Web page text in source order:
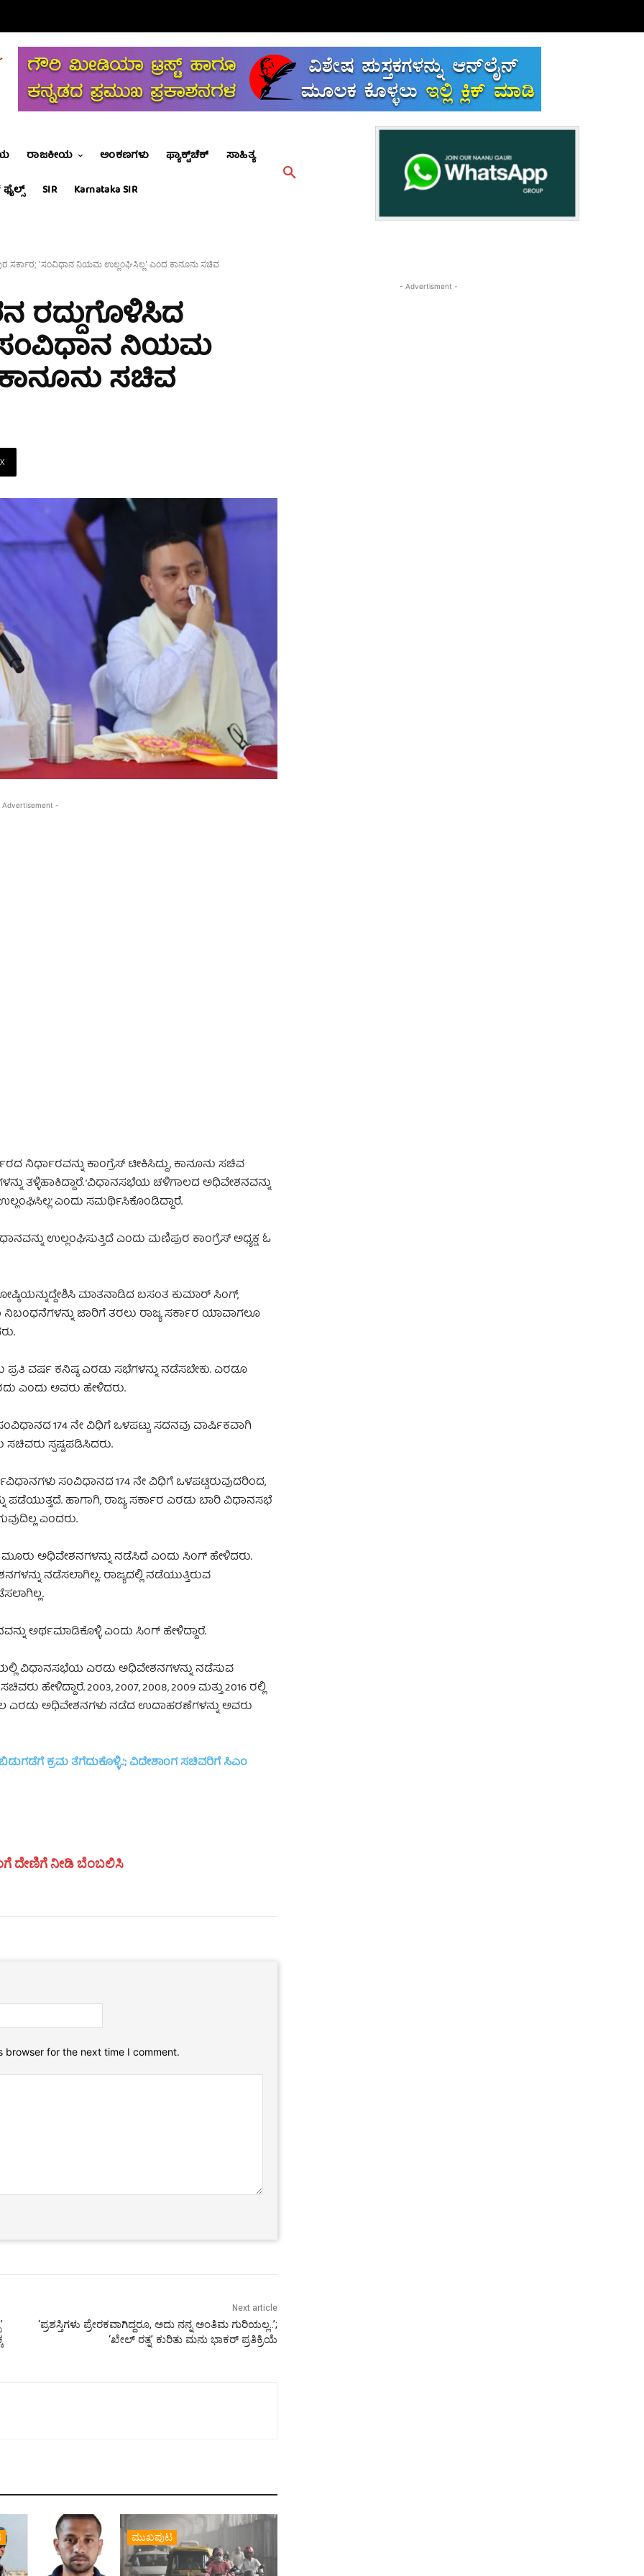
ರಾಜಕೀಯ ಅಂಕಣಗಳು ಫ್ಯಾಕ್ಟ್‌ಚೆಕ್
ಸಾಹಿತ್ಯ
SIR Karnataka SIR
ಸರ್ಕಾರ; 'ಸಂವಿಧಾನ ನಿಯಮ ಉಲ್ಲಂಘಿಸಿಲ್ಲ' ಎಂದ ಕಾನೂನು ಸಚಿವ
ರದ್ದುಗೊಳಿಸಿದ
ನಿಯಮ
ಸಚಿವ
X
-
ನಿರ್ಧಾರವನ್ನು ಕಾಂಗ್ರೆಸ್ ಟೀಕಿಸಿದ್ದು, ಕಾನೂನು ಸಚಿವ
ತಳ್ಳಿಹಾಕಿದ್ದಾರೆ. ‘ವಿಧಾನಸಭೆಯ ಚಳಿಗಾಲದ ಅಧಿವೇಶನವನ್ನು
ಎಂದು ಸಮರ್ಥಿಸಿಕೊಂಡಿದ್ದಾರೆ.
ಉಲ್ಲಂಘಿಸುತ್ತಿದೆ ಎಂದು ಮಣಿಪುರ ಕಾಂಗ್ರೆಸ್ ಅಧ್ಯಕ್ಷ ಓ
ಮಾತನಾಡಿದ ಬಸಂತ ಕುಮಾರ್ ಸಿಂಗ್,
ಜಾರಿಗೆ ತರಲು ರಾಜ್ಯ ಸರ್ಕಾರ ಯಾವಾಗಲೂ
ವರ್ಷ ಕನಿಷ್ಠ ಎರಡು ಸಭೆಗಳನ್ನು ನಡೆಸಬೇಕು. ಎರಡೂ
ಎಂದು ಅವರು ಹೇಳಿದರು.
174 ನೇ ವಿಧಿಗೆ ಒಳಪಟ್ಟು ಸದನವು ವಾರ್ಷಿಕವಾಗಿ
ಸ್ಪಷ್ಟಪಡಿಸಿದರು.
ಸಂವಿಧಾನದ 174 ನೇ ವಿಧಿಗೆ ಒಳಪಟ್ಟಿರುವುದರಿಂದ,
ಪಡೆಯುತ್ತದೆ. ಹಾಗಾಗಿ, ರಾಜ್ಯ ಸರ್ಕಾರ ಎರಡು ಬಾರಿ ವಿಧಾನಸಭೆ
ಎಂದರು.
ಅಧಿವೇಶನಗಳನ್ನು ನಡೆಸಿದೆ ಎಂದು ಸಿಂಗ್ ಹೇಳಿದರು.
ನಡೆಸಲಾಗಿಲ್ಲ. ರಾಜ್ಯದಲ್ಲಿ ನಡೆಯುತ್ತಿರುವ
ಅರ್ಥಮಾಡಿಕೊಳ್ಳಿ ಎಂದು ಸಿಂಗ್ ಹೇಳಿದ್ದಾರೆ.
ವಿಧಾನಸಭೆಯ ಎರಡು ಅಧಿವೇಶನಗಳನ್ನು ನಡೆಸುವ
ಹೇಳಿದ್ದಾರೆ. 2003, 2007, 2008, 2009 ಮತ್ತು 2016 ರಲ್ಲಿ
ಎರಡು ಅಧಿವೇಶನಗಳು ನಡೆದ ಉದಾಹರಣೆಗಳನ್ನು ಅವರು
ಕ್ರಮ ತೆಗೆದುಕೊಳ್ಳಿ..’; ವಿದೇಶಾಂಗ ಸಚಿವರಿಗೆ ಸಿಎಂ
ದೇಣಿಗೆ ನೀಡಿ ಬೆಂಬಲಿಸಿ
browser for the next time I comment.
Next article
‘ಪ್ರಶಸ್ತಿಗಳು ಪ್ರೇರಕವಾಗಿದ್ದರೂ, ಅದು ನನ್ನ ಅಂತಿಮ ಗುರಿಯಲ್ಲ..’;
‘ಖೇಲ್ ರತ್ನ’ ಕುರಿತು ಮನು ಭಾಕರ್ ಪ್ರತಿಕ್ರಿಯೆ
ಮುಖಪುಟ
- Advertisment -